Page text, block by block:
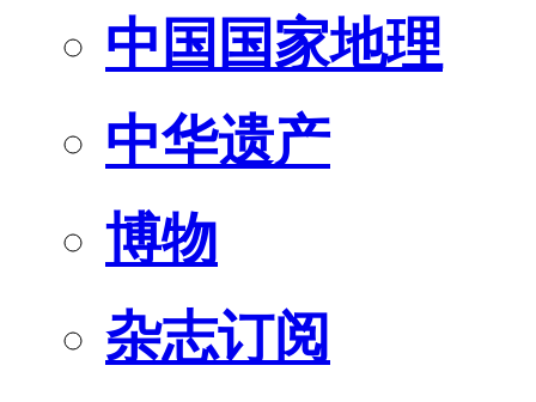
中国国家地理
中华遗产
博物
杂志订阅